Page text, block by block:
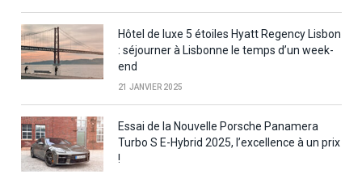
Hôtel de luxe 5 étoiles Hyatt Regency Lisbon
: séjourner à Lisbonne le temps d’un week-
end
21 JANVIER 2025
Essai de la Nouvelle Porsche Panamera
Turbo S E-Hybrid 2025, l’excellence à un prix
!